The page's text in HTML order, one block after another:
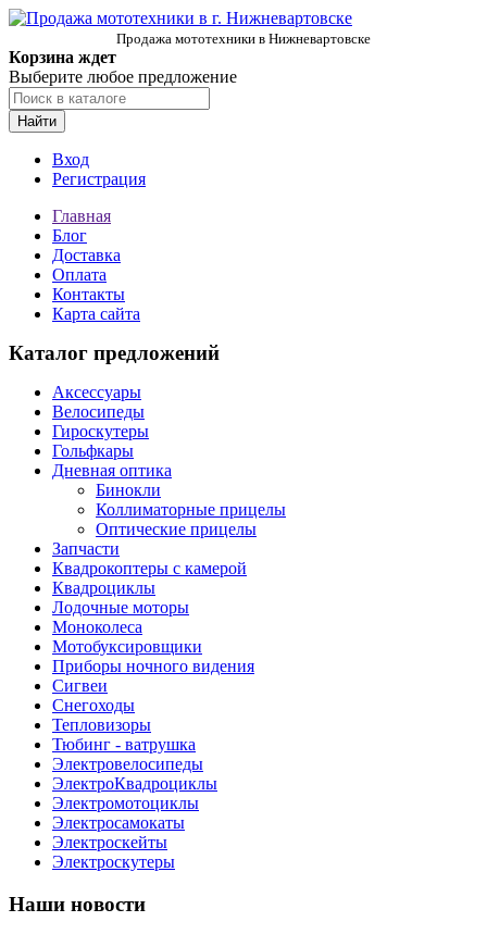
Продажа мототехники в Нижневартовске
Корзина ждет
Выберите любое предложение
Найти
Вход
Регистрация
Главная
Блог
Доставка
Оплата
Контакты
Карта сайта
Каталог предложений
Аксессуары
Велосипеды
Гироскутеры
Гольфкары
Дневная оптика
Бинокли
Коллиматорные прицелы
Оптические прицелы
Запчасти
Квадрокоптеры с камерой
Квадроциклы
Лодочные моторы
Моноколеса
Мотобуксировщики
Приборы ночного видения
Сигвеи
Снегоходы
Тепловизоры
Тюбинг - ватрушка
Электровелосипеды
ЭлектроКвадроциклы
Электромотоциклы
Электросамокаты
Электроскейты
Электроскутеры
Наши новости